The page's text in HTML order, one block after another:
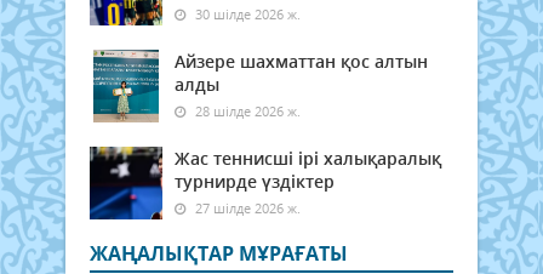
30 шілде 2026 ж.
Айзере шахматтан қос алтын
алды
28 шілде 2026 ж.
Жас теннисші ірі халықаралық
турнирде үздіктер
27 шілде 2026 ж.
ЖАҢАЛЫҚТАР МҰРАҒАТЫ